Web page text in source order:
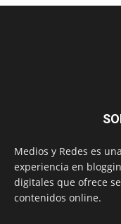
Medios y Redes es
experiencia en
digitales que ofrece
contenidos online.